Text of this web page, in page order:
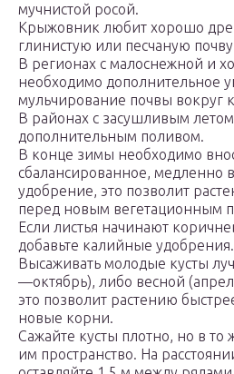
мучнистой росой.
Крыжовник любит хорошо
глинистую или песчаную
В регионах с малоснежной и
необходимо дополнительное
мульчирование почвы вокруг
В районах с засушливым летом
дополнительным поливом.
В конце зимы необходимо
сбалансированное, медленно
удобрение, это позволит
перед новым вегетационным
Если листья начинают
добавьте калийные удобрения.
Высаживать молодые кусты
—октябрь), либо весной
это позволит растению
новые корни.
Сажайте кусты плотно, но в то
им пространство. На